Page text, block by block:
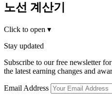
노선 계산기
Click to open ▾
Stay updated
Subscribe to our free newsletter
the latest earning changes and
Email Address